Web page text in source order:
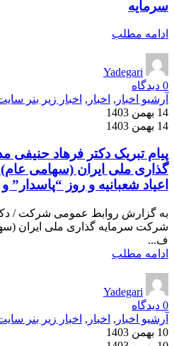
سرمایه
ادامه مطلب
Yadegari
0 دیدگاه
آرشیو اخبار , اخبار , اخبار زیر بنر
14 بهمن 1403
14 بهمن 1403
پیام تبریک دکتر فرهاد
گذاری ملی ایران (سهامی
اعیاد شعبانیه و روز “پاسدار”
به گزارش روابط عمومی شرکت /
شرکت سرمایه گذاری ملی ایران
ف...
ادامه مطلب
Yadegari
0 دیدگاه
آرشیو اخبار , اخبار , اخبار زیر بنر
10 بهمن 1403